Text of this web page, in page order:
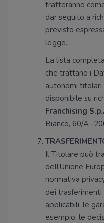
tratteranno
dar seguito a
previsto
legge.
La lista
che trattano i
autonomi
disponibile su
Franchising
Bianco, 60/A -
Il Titolare può
dell’Unione
normativa
dei
applicabili, le
esempio, le